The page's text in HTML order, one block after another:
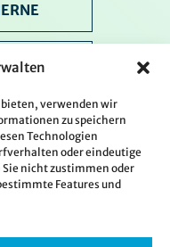
verwenden wir
zu speichern
Technologien
oder eindeutige
Sie nicht zustimmen oder
Features und